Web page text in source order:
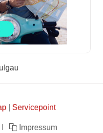
| Servicepoint
Impressum